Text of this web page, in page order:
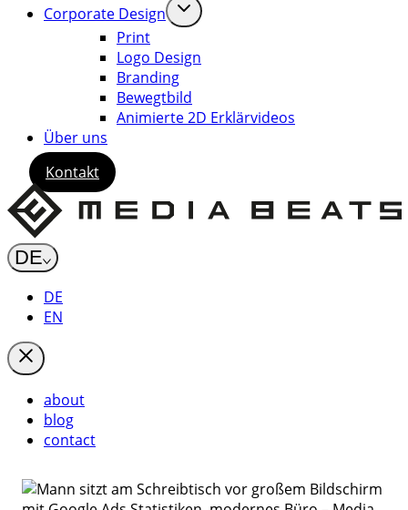
Corporate Design
Print
Logo Design
Branding
Bewegtbild
Animierte 2D Erklärvideos
Über uns
Kontakt
DE
DE
EN
about
blog
contact